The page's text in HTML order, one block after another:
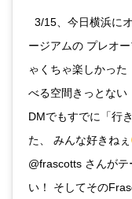
ㅤㅤㅤㅤㅤㅤㅤㅤㅤㅤㅤㅤㅤ ㅤㅤㅤ
ージアムの プレオープンに行
ゃくちゃ楽しかっ
べる空間きっとない（笑） ㅤ
DMでもすでに「行
た、 みんな好きねぇ
@frascotts さんが
い！ そしてその